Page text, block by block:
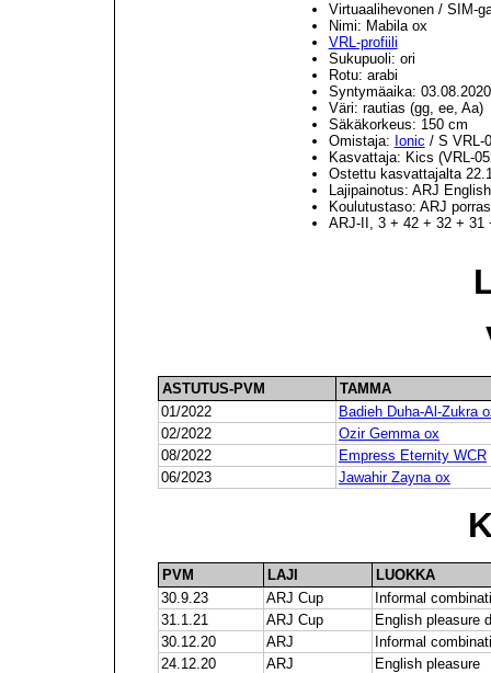
Virtuaalihevonen / SIM-
Nimi: Mabila ox
VRL-profiili
Sukupuoli: ori
Rotu: arabi
Syntymäaika: 03.08.2020
Väri: rautias (gg, ee, Aa)
Säkäkorkeus: 150 cm
Omistaja: Ionic / S VRL-
Kasvattaja: Kics (VRL-
Ostettu kasvattajalta
Lajipainotus: ARJ
Koulutustaso: ARJ
ARJ-II, 3 + 42 + 32 + 31
ASTUTUS-PVM
TAMMA
01/2022
Badieh Duha-Al-Zukra
02/2022
Ozir Gemma ox
08/2022
Empress Eternity WCR
06/2023
Jawahir Zayna ox
PVM LAJI
LUOKKA
30.9.23
ARJ Cup
Informal
31.1.21
ARJ Cup
English pleasure
30.12.20
ARJ
Informal
24.12.20
ARJ
English pleasure